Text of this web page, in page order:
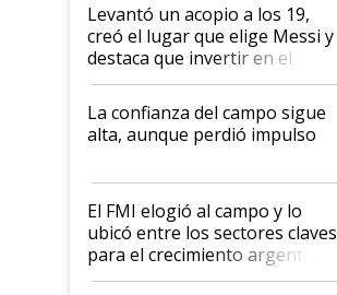
Levantó un acopio a los 19,
creó el lugar que elige Messi y
destaca que invertir en el
kirchnerismo era como "darle
plata a un hijo para droga":
Juan Félix Rossetti, el libertario
que de una dura crisis salió
de Milei
La confianza del campo sigue
alta, aunque perdió impulso
El FMI elogió al campo y lo
ubicó entre los sectores claves
para el crecimiento argentino